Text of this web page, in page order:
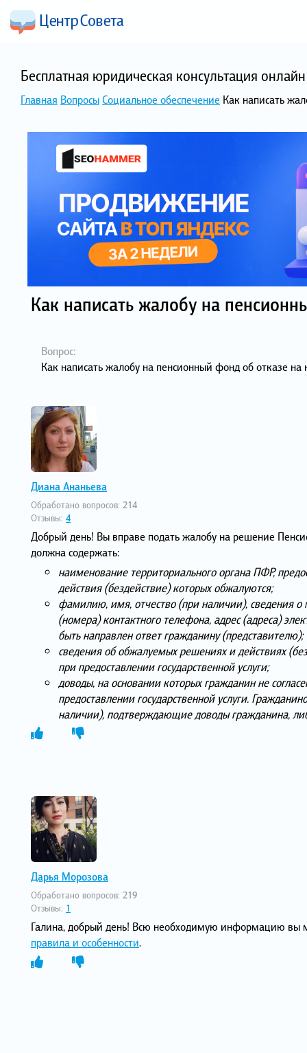
Бесплатная юридическая консультация
Главная ВопросыСоциальное обеспечение Как написать
Как написать жалобу на
Вопрос:
Как написать жалобу на пенсионный фонд об отказе на
Диана Ананьева
Обработано вопросов: 214
Отзывы: 4
Добрый день! Вы вправе подать жалобу на решение
должна содержать:
наименование территориального органа ПФР,
действия (бездействие) которых обжалуются;
фамилию, имя, отчество (при наличии), сведения о
(номера) контактного телефона, адрес (адреса)
быть направлен ответ гражданину (представителю);
сведения об обжалуемых решениях и действиях
при предоставлении государственной услуги;
доводы, на основании которых гражданин не
предоставлении государственной услуги.
наличии), подтверждающие доводы гражданина,
Дарья Морозова
Обработано вопросов: 219
Отзывы: 1
Галина, добрый день! Всю необходимую информацию вы
правила и особенности.